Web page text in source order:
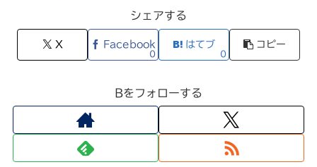
シェアする
X Facebook
0
はてブ
0
コピー
Bをフォローする